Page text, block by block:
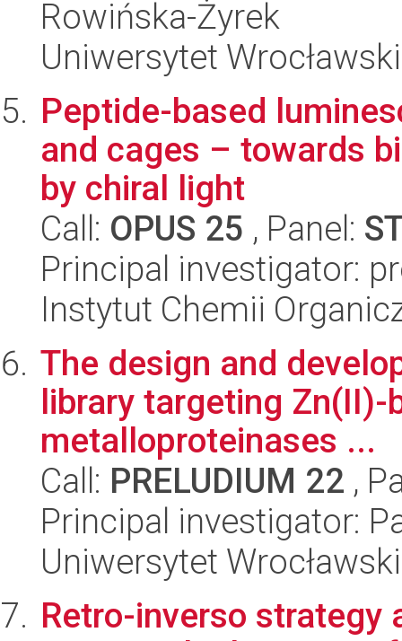
Rowińska-Żyrek
Uniwersytet
Peptide-based
and cages – towards
by chiral light
Call: OPUS 25 , Panel:
Principal investigator:
Instytut Chemii
The design and
library targeting
metalloproteinases ...
Call: PRELUDIUM 22 ,
Principal investigator:
Uniwersytet
Retro-inverso strategy